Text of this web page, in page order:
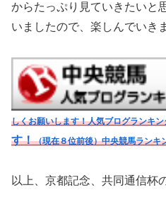
からたっぷり見ていきたいと
いましたので、楽しんでいき
しくお願いします！人気ブログランキン
す！（現在８位前後）中央競馬ランキ
以上、京都記念、共同通信杯